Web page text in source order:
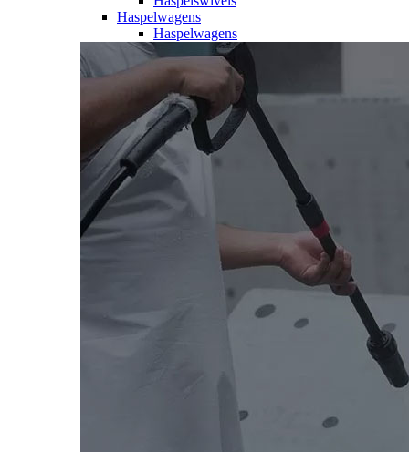
Haspelwagens
Haspelwagens